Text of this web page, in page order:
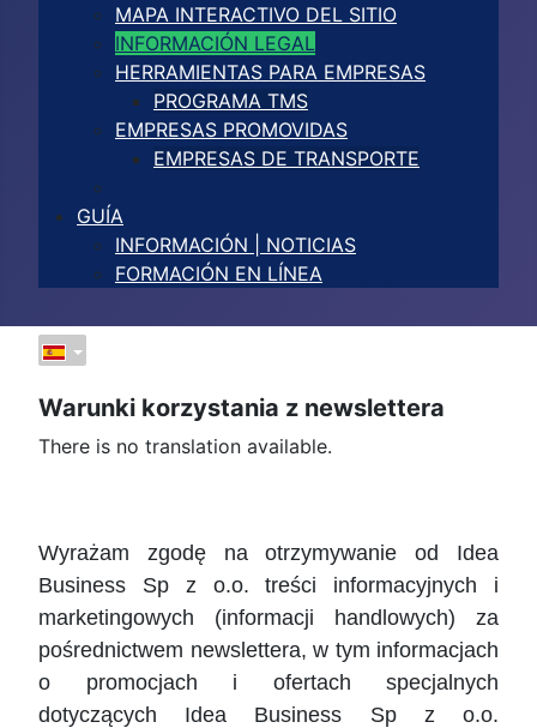
MAPA INTERACTIVO DEL SITIO
INFORMACIÓN LEGAL
HERRAMIENTAS PARA EMPRESAS
PROGRAMA TMS
EMPRESAS PROMOVIDAS
EMPRESAS DE TRANSPORTE
GUÍA
INFORMACIÓN | NOTICIAS
FORMACIÓN EN LÍNEA
Warunki korzystania z newslettera
There is no translation available.
Wyrażam zgodę na otrzymywanie od Idea
Business Sp z o.o. treści informacyjnych i
marketingowych (informacji handlowych) za
pośrednictwem newslettera, w tym informacjach
o promocjach i ofertach specjalnych
dotyczących Idea Business Sp z o.o.